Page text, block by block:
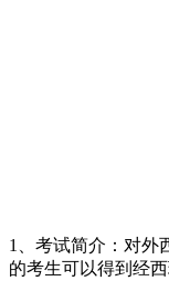
1、考试简介：对外
的考生可以得到经